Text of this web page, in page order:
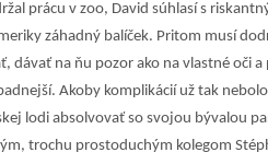
prácu v zoo, David súhlasí s
záhadný balíček. Pritom musí
dávať na ňu pozor ako na vlastné oči
Akoby komplikácií už tak
lodi absolvovať so svojou bývalou
trochu prostoduchým kolegom